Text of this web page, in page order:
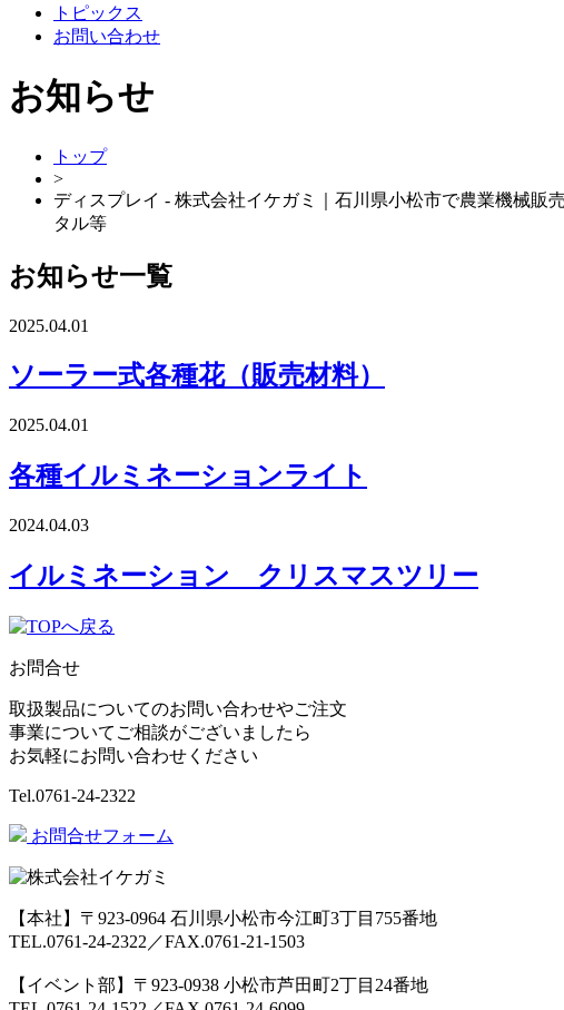
トピックス
お問い合わせ
お知らせ
トップ
>
ディスプレイ - 株式会社イケガミ｜石川県小松市で農業機械
タル等
お知らせ一覧
2025.04.01
ソーラー式各種花（販売材料）
2025.04.01
各種イルミネーションライト
2024.04.03
イルミネーション クリスマスツリー
お問合せ
取扱製品についてのお問い合わせやご注文
事業についてご相談がございましたら
お気軽にお問い合わせください
Tel.0761-24-2322
お問合せフォーム
【本社】〒923-0964 石川県小松市今江町3丁目755番地
TEL.0761-24-2322／FAX.0761-21-1503
【イベント部】〒923-0938 小松市芦田町2丁目24番地